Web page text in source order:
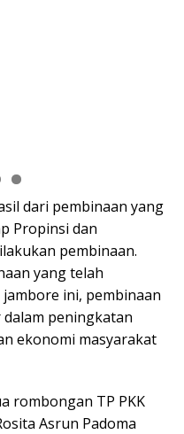
dari pembinaan yang
Propinsi dan
pembinaan.
yang telah
ini, pembinaan
peningkatan
ekonomi masyarakat
rombongan TP PKK
Asrun Padoma